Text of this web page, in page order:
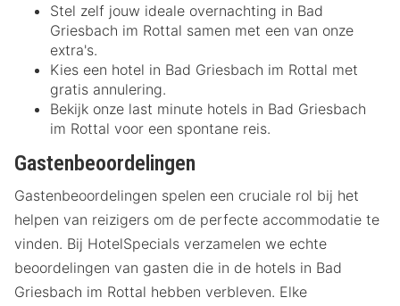
Stel zelf jouw ideale overnachting in Bad
Griesbach im Rottal samen met een van onze
extra's.
Kies een hotel in Bad Griesbach im Rottal met
gratis annulering.
Bekijk onze last minute hotels in Bad Griesbach
im Rottal voor een spontane reis.
Gastenbeoordelingen
Gastenbeoordelingen spelen een cruciale rol bij het
helpen van reizigers om de perfecte accommodatie te
vinden. Bij HotelSpecials verzamelen we echte
beoordelingen van gasten die in de hotels in Bad
Griesbach im Rottal hebben verbleven. Elke